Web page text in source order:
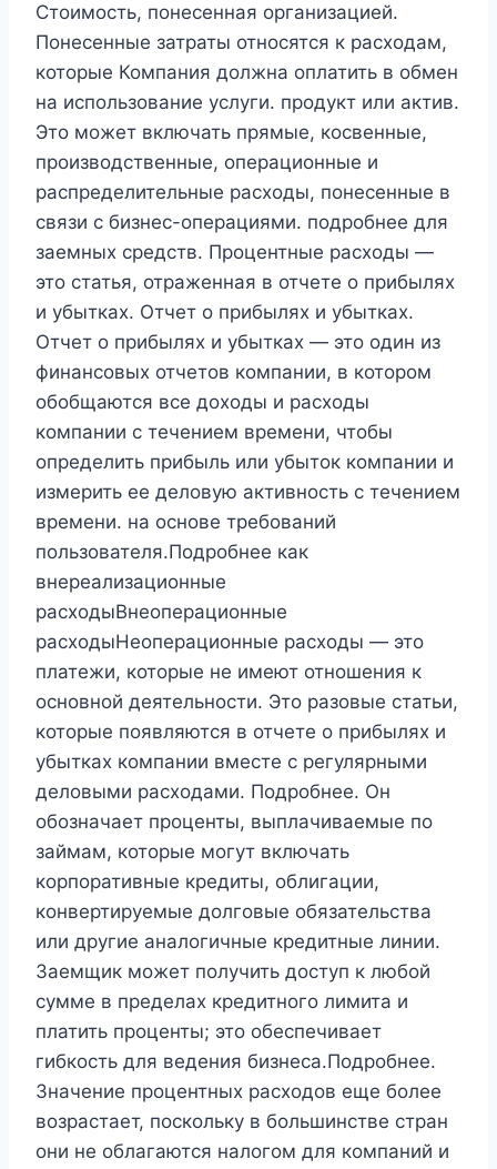
Стоимость, понесенная организацией.
Понесенные затраты относятся к расходам,
которые Компания должна оплатить в обмен
на использование услуги. продукт или актив.
Это может включать прямые, косвенные,
производственные, операционные и
распределительные расходы, понесенные в
связи с бизнес-операциями. подробнее для
заемных средств. Процентные расходы —
это статья, отраженная в отчете о прибылях
и убытках. Отчет о прибылях и убытках.
Отчет о прибылях и убытках — это один из
финансовых отчетов компании, в котором
обобщаются все доходы и расходы
компании с течением времени, чтобы
определить прибыль или убыток компании и
измерить ее деловую активность с течением
времени. на основе требований
пользователя.Подробнее как
внереализационные
расходыВнеоперационные
расходыНеоперационные расходы — это
платежи, которые не имеют отношения к
основной деятельности. Это разовые статьи,
которые появляются в отчете о прибылях и
убытках компании вместе с регулярными
деловыми расходами. Подробнее. Он
обозначает проценты, выплачиваемые по
займам, которые могут включать
корпоративные кредиты, облигации,
конвертируемые долговые обязательства
или другие аналогичные кредитные линии.
Заемщик может получить доступ к любой
сумме в пределах кредитного лимита и
платить проценты; это обеспечивает
гибкость для ведения бизнеса.Подробнее.
Значение процентных расходов еще более
возрастает, поскольку в большинстве стран
они не облагаются налогом для компаний и